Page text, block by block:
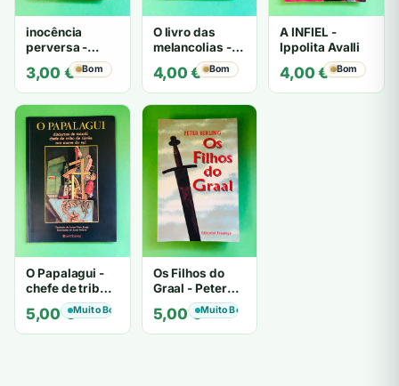
inocência
perversa -
PATRICIA
HIGHSMITH
3,00 € Bom
O livro das
melancolias -
Mantegazza
4,00€ Bom
A INFIEL -
Ippolita Avalli
4,00€ Bom
O Papalagui -
chefe de tribo
de tiavéa
5,00€Muito Bom
Os Filhos do
Graal - Peter
Berling
5,00€Muito Bom